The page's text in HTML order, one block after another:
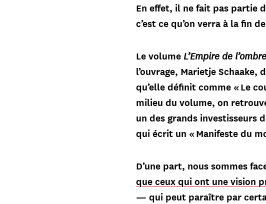
En effet, il ne fait pas partie
c’est ce qu’on verra à la fin
Le volumeL’Empire de l’ombre
l’ouvrage, Marietje
qu’elle définit comme « Le
milieu du volume, on
un des grands investisseurs
qui écrit un « Manifeste du
D’une part, nous sommes
que ceux qui ont une vision
— qui peut paraître par